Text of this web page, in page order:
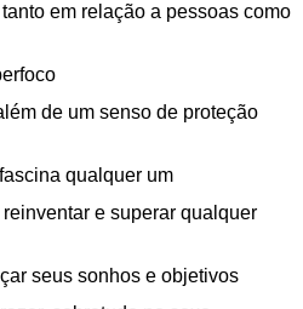
em relação a pessoas como
de um senso de proteção
qualquer um
e superar qualquer
seus sonhos e objetivos